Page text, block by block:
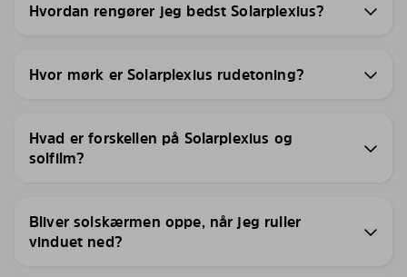
Hvordan rengører jeg bedst Solarplexius?
Hvor mørk er Solarplexius rudetoning?
Hvad er forskellen på Solarplexius og
solfilm?
Bliver solskærmen oppe, når jeg ruller
vinduet ned?